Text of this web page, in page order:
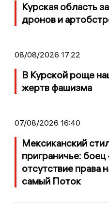
Курская область
дронов и
08/08/2026 17:22
В Курской роще
жертв фашизма
07/08/2026 16:40
Мексиканский
приграничье:
отсутствие права
самый Поток